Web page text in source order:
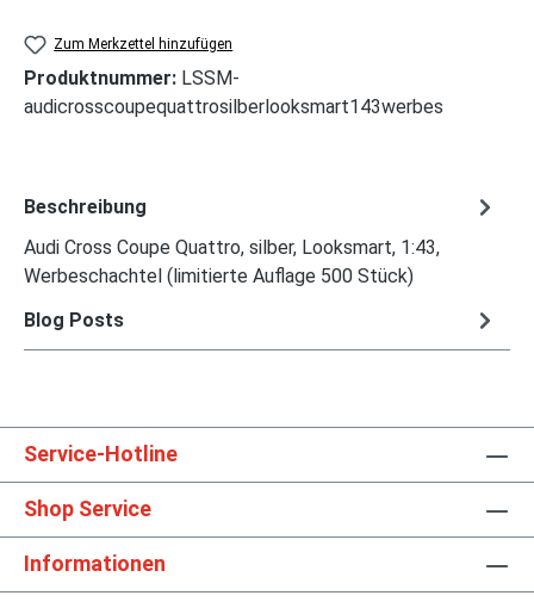
Zum Merkzettel hinzufügen
Produktnummer: LSSM-
audicrosscoupequattrosilberlooksmart143werbes
Beschreibung
Audi Cross Coupe Quattro, silber, Looksmart, 1:43,
Werbeschachtel (limitierte Auflage 500 Stück)
Blog Posts
Service-Hotline
Shop Service
Informationen